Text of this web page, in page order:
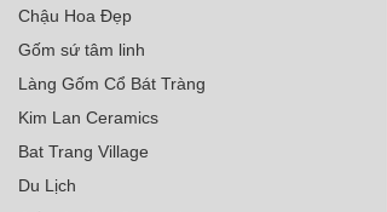
Chậu Hoa Đẹp
Gốm sứ tâm linh
Làng Gốm Cổ Bát Tràng
Kim Lan Ceramics
Bat Trang Village
Du Lịch